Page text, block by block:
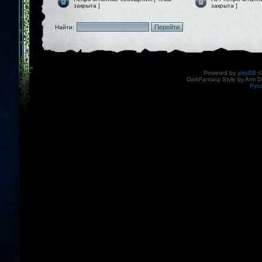
закрыта ]
закрыта ]
Найти:
Powered by phpBB
DarkFantasy Style by Arm